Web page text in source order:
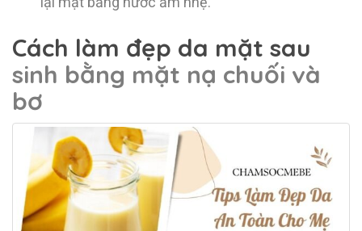
Cách làm đẹp da mặt sau
sinh bằng mặt nạ chuối và
bơ